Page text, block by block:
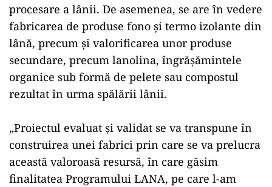
procesare a lânii. De asemenea, se are în vedere
fabricarea de produse fono şi termo izolante din
lână, precum și valorificarea unor produse
secundare, precum lanolina, îngrăşămintele
organice sub formă de pelete sau compostul
rezultat în urma spălării lânii.
„Proiectul evaluat și validat se va transpune în
construirea unei fabrici prin care se va prelucra
această valoroasă resursă, în care găsim
finalitatea Programului LANA, pe care l-am